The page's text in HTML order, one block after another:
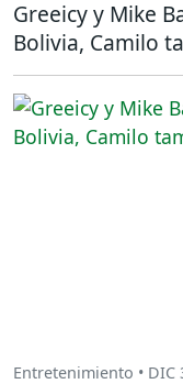
Greeicy y Mike
Bolivia, Camilo
Entretenimiento • DIC